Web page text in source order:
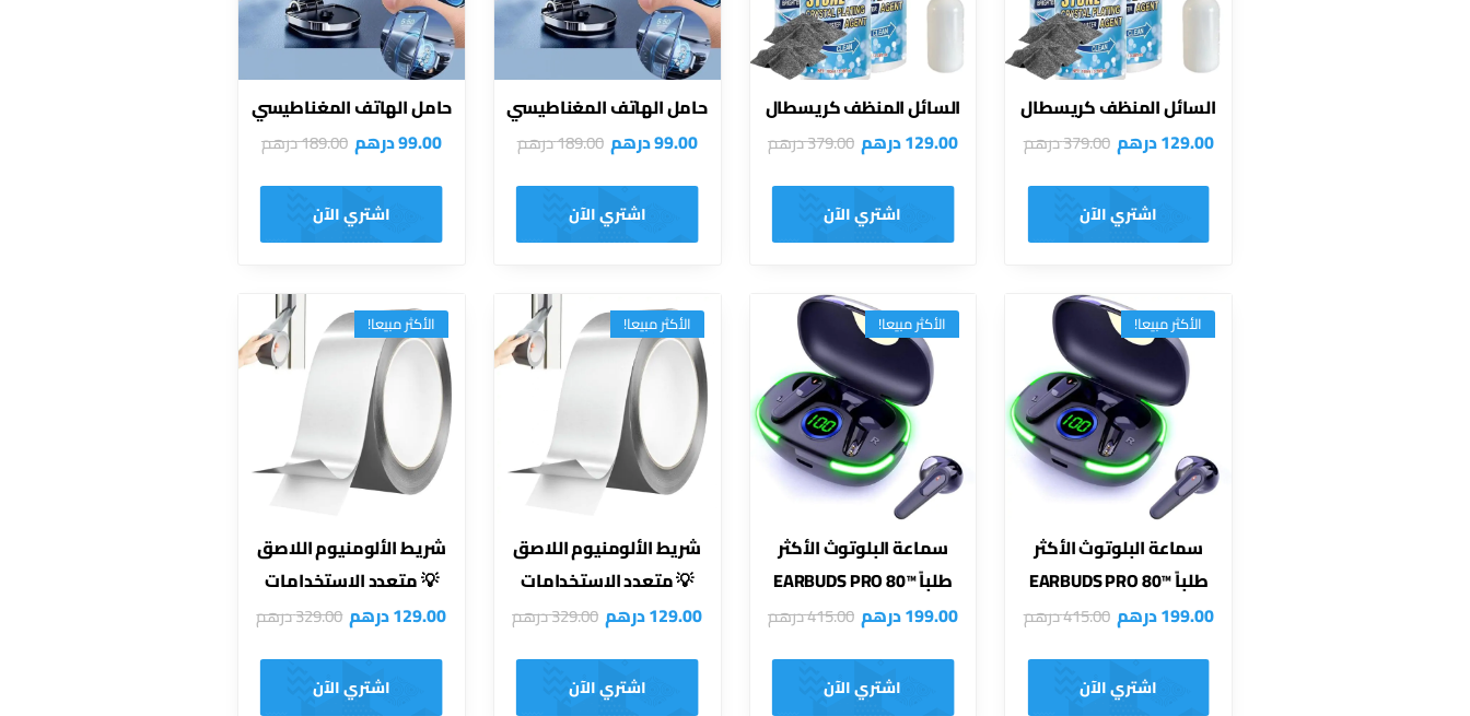
السائل المنظف كريسطال
129.00درهم 379.00درهم
اشتري الآن
السائل المنظف كريسطال
129.00درهم 379.00درهم
اشتري الآن
حامل الهاتف المغناطيسي
99.00درهم 189.00درهم
اشتري الآن
حامل الهاتف المغناطيسي
99.00درهم 189.00درهم
اشتري الآن
الأكثر مبيعا!
سماعة البلوتوث الأكثر
طلباً ™EARBUDS PRO 80
199.00درهم 415.00درهم
اشتري الآن
الأكثر مبيعا!
سماعة البلوتوث الأكثر
طلباً ™EARBUDS PRO 80
199.00درهم 415.00درهم
اشتري الآن
الأكثر مبيعا!
شريط الألومنيوم اللاصق
💡 متعدد الاستخدامات
129.00درهم 329.00درهم
اشتري الآن
الأكثر مبيعا!
شريط الألومنيوم اللاصق
💡 متعدد الاستخدامات
129.00درهم 329.00درهم
اشتري الآن